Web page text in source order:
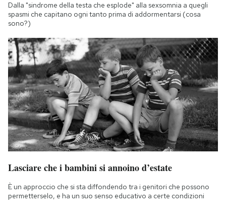
Dalla "sindrome della testa che esplode" alla sexsomnia a quegli
spasmi che capitano ogni tanto prima di addormentarsi (cosa
sono?)
Lasciare che i bambini si annoino d’estate
È un approccio che si sta diffondendo tra i genitori che possono
permetterselo, e ha un suo senso educativo a certe condizioni